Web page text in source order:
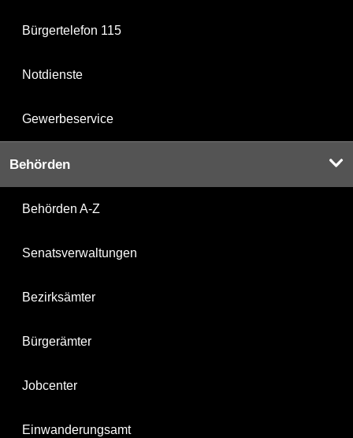
Bürgertelefon 115
Notdienste
Gewerbeservice
Behörden
Behörden A-Z
Senatsverwaltungen
Bezirksämter
Bürgerämter
Jobcenter
Einwanderungsamt